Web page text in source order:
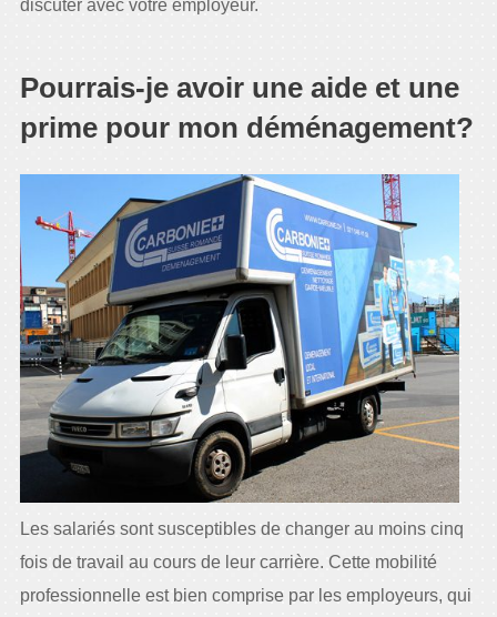
discuter avec votre employeur.
Pourrais-je avoir une aide et une
prime pour mon déménagement?
Les salariés sont susceptibles de changer au moins cinq
fois de travail au cours de leur carrière. Cette mobilité
professionnelle est bien comprise par les employeurs, qui